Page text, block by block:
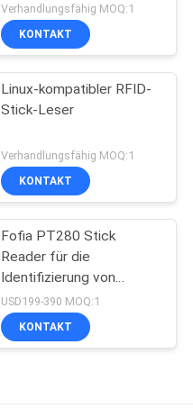
Verhandlungsfähig MOQ:1
KONTAKT
Linux-kompatibler RFID-
Stick-Leser
Verhandlungsfähig MOQ:1
KONTAKT
Fofia PT280 Stick
Reader für die
Identifizierung von
Ohrzeichen für Rinder
USD199-390 MOQ:1
KONTAKT